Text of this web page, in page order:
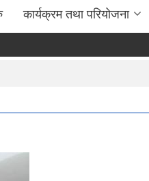
कार्यक्रम तथा परियोजना